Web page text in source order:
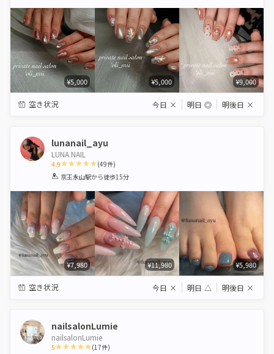
¥5,000 ¥5,000 ¥9,000
空き状況 今日 × 明日 ◎ 明後日 ×
lunanail_ayu
LUNA NAIL
4.9
1 2 3 4 5
(49件)
京王永山駅から徒歩15分
¥7,980 ¥11,980 ¥5,980
空き状況 今日 × 明日 △ 明後日 ×
nailsalonLumie
nailsalonLumie
5 (17件)